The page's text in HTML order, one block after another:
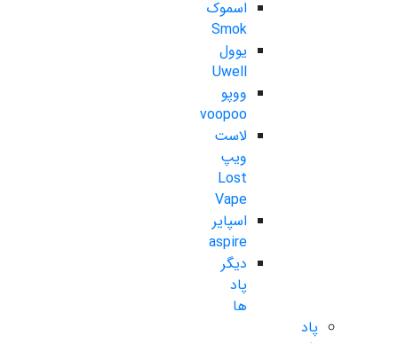
اسموک
Smok
یوول
Uwell
ووپو
voopoo
لاست
ویپ
Lost
Vape
اسپایر
aspire
دیگر
پاد
ها
پاد